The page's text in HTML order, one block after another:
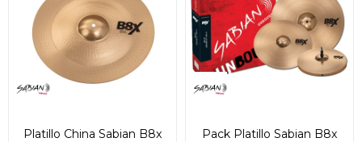
Platillo China Sabian B8x
Pack Platillo Sabian B8x